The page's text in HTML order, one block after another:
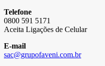
Telefone
0800 591 5171
Aceita Ligações de Celular
E-mail
sac@grupofaveni.com.br